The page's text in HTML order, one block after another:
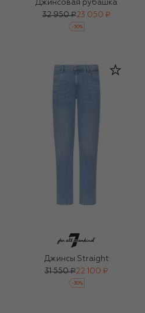
Джинсовая рубашка
32 950 ₽23 050 ₽
-30%
Джинсы Straight
31 550 ₽22 100 ₽
-30%